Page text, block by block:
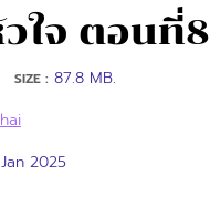
ใจ ตอนที่8
SIZE : 87.8 MB.
2025